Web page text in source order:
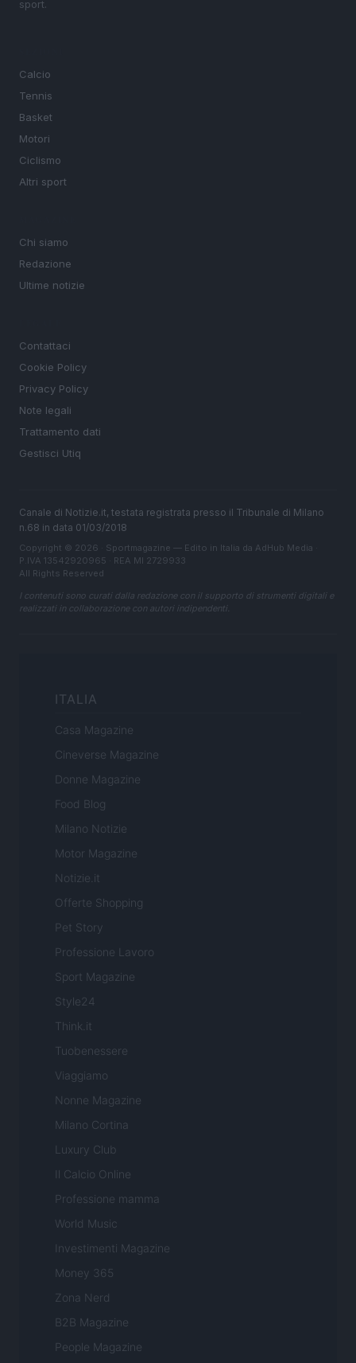
sport.
Calcio
Tennis
Basket
Motori
Ciclismo
Altri sport
Chi siamo
Redazione
Ultime notizie
Contattaci
Cookie Policy
Privacy Policy
Note legali
Trattamento dati
Gestisci Utiq
Canale di Notizie.it, testata registrata presso il Tribunale di Milano
n.68 in data 01/03/2018
Copyright © 2026 · Sportmagazine — Edito in Italia da AdHub Media
P.IVA 13542920965 · REA MI 2729933
All Rights Reserved
I contenuti sono curati dalla redazione con il supporto di strumenti digitali e
realizzati in collaborazione con autori indipendenti.
ITALIA
Casa Magazine
Cineverse Magazine
Donne Magazine
Food Blog
Milano Notizie
Motor Magazine
Notizie.it
Offerte Shopping
Pet Story
Professione Lavoro
Sport Magazine
Style24
Think.it
Tuobenessere
Viaggiamo
Nonne Magazine
Milano Cortina
Luxury Club
Il Calcio Online
Professione mamma
World Music
Investimenti Magazine
Money 365
Zona Nerd
B2B Magazine
People Magazine